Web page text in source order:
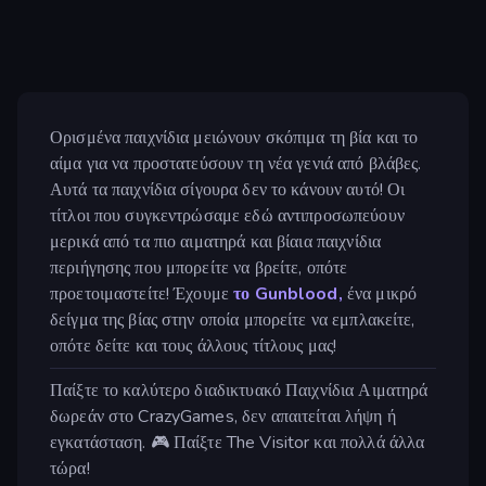
Ορισμένα παιχνίδια μειώνουν σκόπιμα τη βία και το
αίμα για να προστατεύσουν τη νέα γενιά από βλάβες.
Αυτά τα παιχνίδια σίγουρα δεν το κάνουν αυτό! Οι
τίτλοι που συγκεντρώσαμε εδώ αντιπροσωπεύουν
μερικά από τα πιο αιματηρά και βίαια παιχνίδια
περιήγησης που μπορείτε να βρείτε, οπότε
προετοιμαστείτε! Έχουμετο Gunblood, ένα μικρό
δείγμα της βίας στην οποία μπορείτε να εμπλακείτε,
οπότε δείτε και τους άλλους τίτλους μας!
Παίξτε το καλύτερο διαδικτυακό Παιχνίδια Αιματηρά
δωρεάν στο CrazyGames, δεν απαιτείται λήψη ή
εγκατάσταση. 🎮 Παίξτε The Visitor και πολλά άλλα
τώρα!